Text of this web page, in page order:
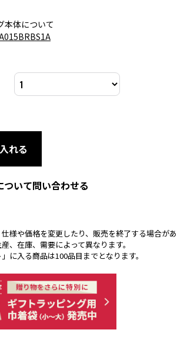
体について
れる
ついて問い合わせる
様や価格を変更したり、販売を終了する場合があ
、在庫、需要によって異なります。
に入る商品は100品目までとなります。